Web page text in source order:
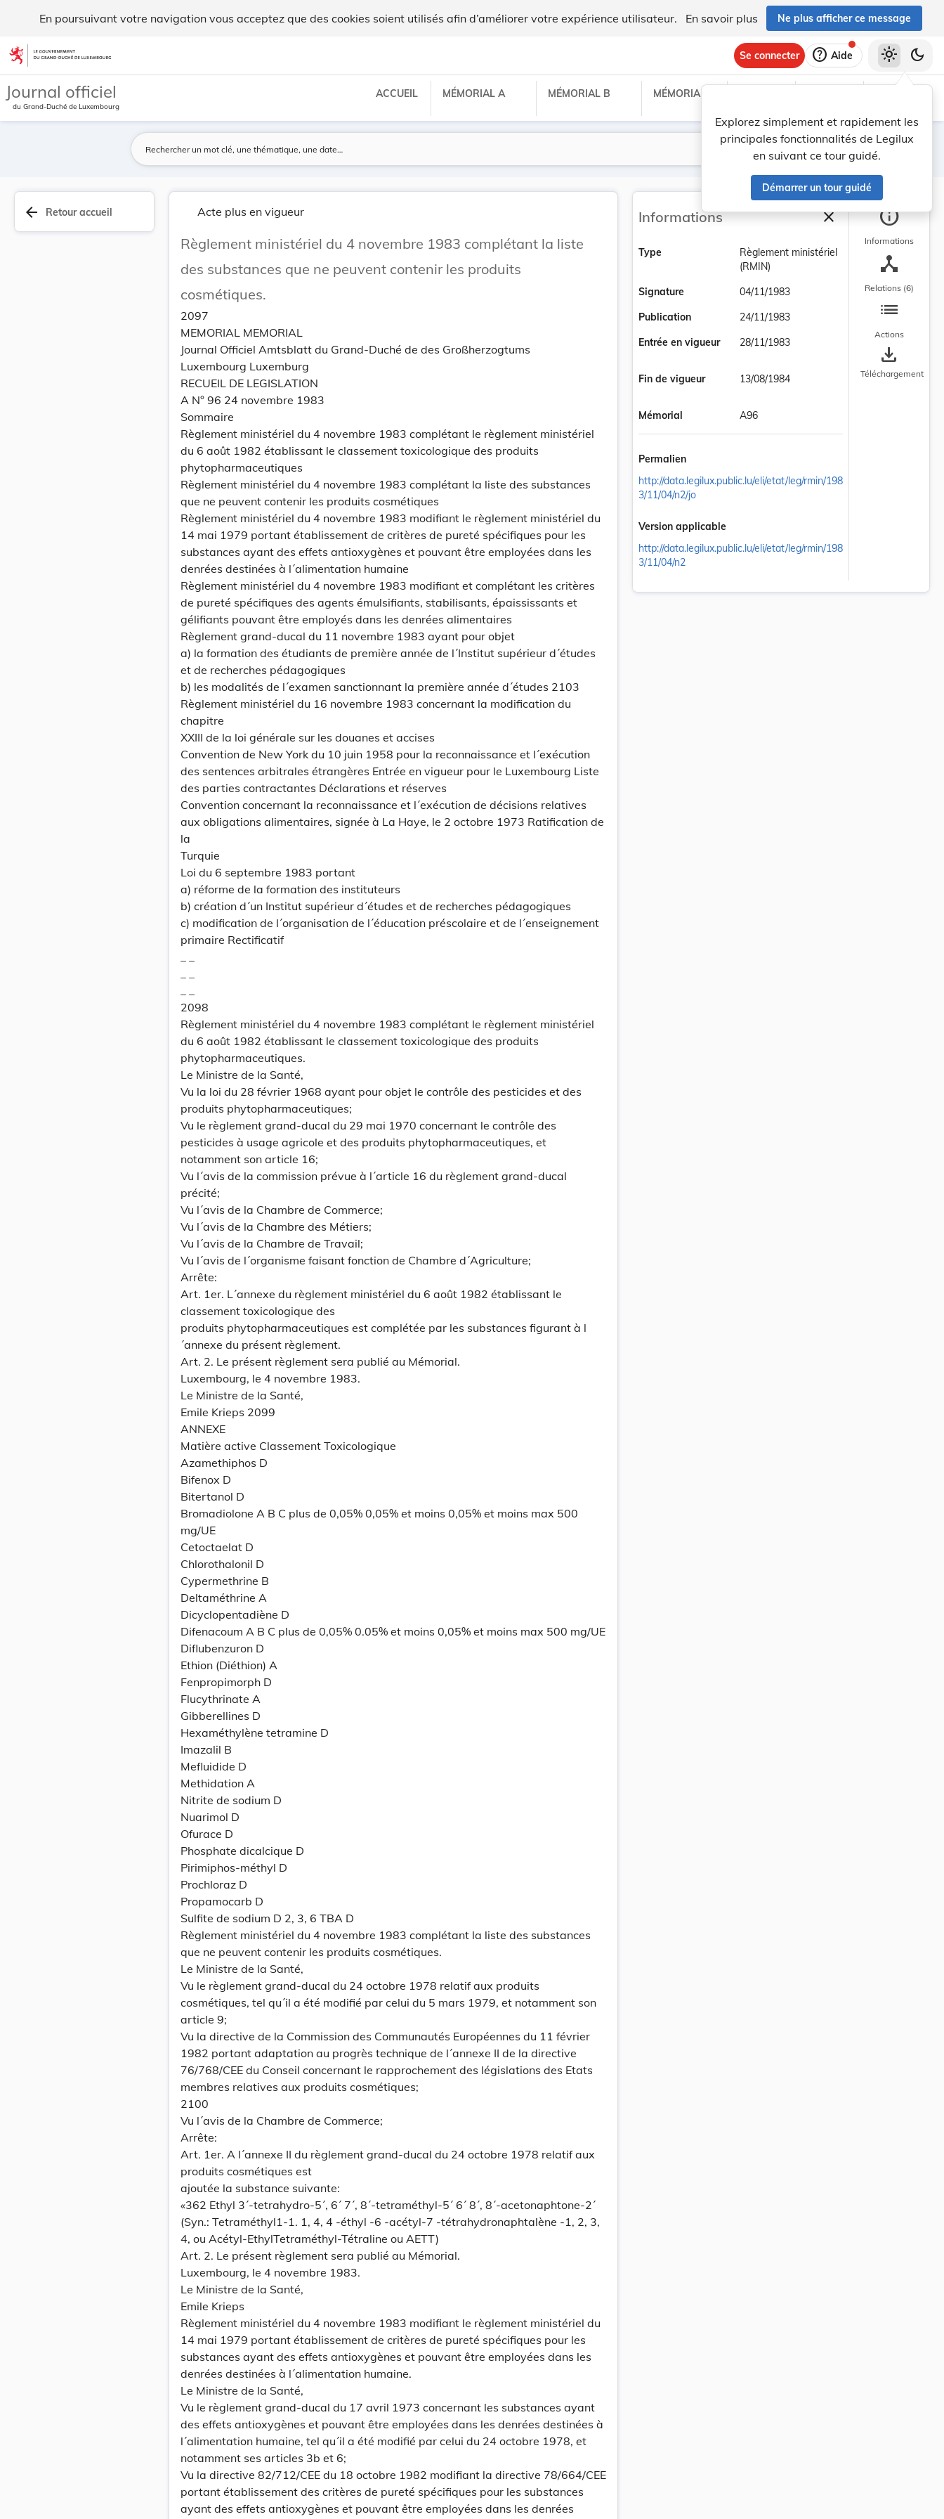
En poursuivant votre navigation vous acceptez que des cookies soient utilisés afin d’améliorer votre expérience utilisateur. En savoir plus Ne plus afficher ce message
Aller au contenu
Se connecter help Aide
Explorez simplement et rapidement les
principales fonctionnalités de Legilux
en suivant ce tour guidé.
Démarrer un tour guidé
light_mode dark_mode
Journal officiel
du Grand-Duché de Luxembourg
ACCUEIL MÉMORIAL A MÉMORIAL B MÉMORIAL C
Lancer la recherche
Filtres
arrow_back Retour accueil Acte plus en vigueur
Règlement ministériel du 4 novembre 1983 complétant la liste
des substances que ne peuvent contenir les produits
cosmétiques.
2097
MEMORIAL MEMORIAL
Journal Officiel Amtsblatt du Grand-Duché de des Großherzogtums
Luxembourg Luxemburg
RECUEIL DE LEGISLATION
A N° 96 24 novembre 1983
Sommaire
Règlement ministériel du 4 novembre 1983 complétant le règlement ministériel
du 6 août 1982 établissant le classement toxicologique des produits
phytopharmaceutiques
Règlement ministériel du 4 novembre 1983 complétant la liste des substances
que ne peuvent contenir les produits cosmétiques
Règlement ministériel du 4 novembre 1983 modifiant le règlement ministériel du
14 mai 1979 portant établissement de critères de pureté spécifiques pour les
substances ayant des effets antioxygènes et pouvant être employées dans les
denrées destinées à l´alimentation humaine
Règlement ministériel du 4 novembre 1983 modifiant et complétant les critères
de pureté spécifiques des agents émulsifiants, stabilisants, épaississants et
gélifiants pouvant être employés dans les denrées alimentaires
Règlement grand-ducal du 11 novembre 1983 ayant pour objet
a) la formation des étudiants de première année de l´Institut supérieur d´études
et de recherches pédagogiques
b) les modalités de l´examen sanctionnant la première année d´études 2103
Règlement ministériel du 16 novembre 1983 concernant la modification du
chapitre
XXIII de la loi générale sur les douanes et accises
Convention de New York du 10 juin 1958 pour la reconnaissance et l´exécution
des sentences arbitrales étrangères Entrée en vigueur pour le Luxembourg Liste
des parties contractantes Déclarations et réserves
Convention concernant la reconnaissance et l´exécution de décisions relatives
aux obligations alimentaires, signée à La Haye, le 2 octobre 1973 Ratification de
la
Turquie
Loi du 6 septembre 1983 portant
a) réforme de la formation des instituteurs
b) création d´un Institut supérieur d´études et de recherches pédagogiques
c) modification de l´organisation de l´éducation préscolaire et de l´enseignement
primaire Rectificatif
2098
Règlement ministériel du 4 novembre 1983 complétant le règlement ministériel
du 6 août 1982 établissant le classement toxicologique des produits
phytopharmaceutiques.
Le Ministre de la Santé,
Vu la loi du 28 février 1968 ayant pour objet le contrôle des pesticides et des
produits phytopharmaceutiques;
Vu le règlement grand-ducal du 29 mai 1970 concernant le contrôle des
pesticides à usage agricole et des produits phytopharmaceutiques, et
notamment son article 16;
Vu l´avis de la commission prévue à l´article 16 du règlement grand-ducal
précité;
Vu l´avis de la Chambre de Commerce;
Vu l´avis de la Chambre des Métiers;
Vu l´avis de la Chambre de Travail;
Vu l´avis de l´organisme faisant fonction de Chambre d´Agriculture;
Arrête:
Art. 1er. L´annexe du règlement ministériel du 6 août 1982 établissant le
classement toxicologique des
produits phytopharmaceutiques est complétée par les substances figurant à l
´annexe du présent règlement.
Art. 2. Le présent règlement sera publié au Mémorial.
Luxembourg, le 4 novembre 1983.
Le Ministre de la Santé,
Emile Krieps 2099
ANNEXE
Matière active Classement Toxicologique
Azamethiphos D
Bifenox D
Bitertanol D
Bromadiolone A B C plus de 0,05% 0,05% et moins 0,05% et moins max 500
mg/UE
Cetoctaelat D
Chlorothalonil D
Cypermethrine B
Deltaméthrine A
Dicyclopentadiène D
Difenacoum A B C plus de 0,05% 0.05% et moins 0,05% et moins max 500 mg/UE
Diflubenzuron D
Ethion (Diéthion) A
Fenpropimorph D
Flucythrinate A
Gibberellines D
Hexaméthylène tetramine D
Imazalil B
Mefluidide D
Methidation A
Nitrite de sodium D
Nuarimol D
Ofurace D
Phosphate dicalcique D
Pirimiphos-méthyl D
Prochloraz D
Propamocarb D
Sulfite de sodium D 2, 3, 6 TBA D
Règlement ministériel du 4 novembre 1983 complétant la liste des substances
que ne peuvent contenir les produits cosmétiques.
Le Ministre de la Santé,
Vu le règlement grand-ducal du 24 octobre 1978 relatif aux produits
cosmétiques, tel qu´il a été modifié par celui du 5 mars 1979, et notamment son
article 9;
Vu la directive de la Commission des Communautés Européennes du 11 février
1982 portant adaptation au progrès technique de l´annexe II de la directive
76/768/CEE du Conseil concernant le rapprochement des législations des Etats
membres relatives aux produits cosmétiques;
2100
Vu l´avis de la Chambre de Commerce;
Arrête:
Art. 1er. A l´annexe II du règlement grand-ducal du 24 octobre 1978 relatif aux
produits cosmétiques est
ajoutée la substance suivante:
«362 Ethyl 3´-tetrahydro-5´, 6´ 7´, 8´-tetraméthyl-5´ 6´ 8´, 8´-acetonaphtone-2´
(Syn.: Tetraméthyl1-1. 1, 4, 4 -éthyl -6 -acétyl-7 -tétrahydronaphtalène -1, 2, 3,
4, ou Acétyl-EthylTetraméthyl-Tétraline ou AETT)
Art. 2. Le présent règlement sera publié au Mémorial.
Luxembourg, le 4 novembre 1983.
Le Ministre de la Santé,
Emile Krieps
Règlement ministériel du 4 novembre 1983 modifiant le règlement ministériel du
14 mai 1979 portant établissement de critères de pureté spécifiques pour les
substances ayant des effets antioxygènes et pouvant être employées dans les
denrées destinées à l´alimentation humaine.
Le Ministre de la Santé,
Vu le règlement grand-ducal du 17 avril 1973 concernant les substances ayant
des effets antioxygènes et pouvant être employées dans les denrées destinées à
l´alimentation humaine, tel qu´il a été modifié par celui du 24 octobre 1978, et
notamment ses articles 3b et 6;
Vu la directive 82/712/CEE du 18 octobre 1982 modifiant la directive 78/664/CEE
portant établissement des critères de pureté spécifiques pour les substances
ayant des effets antioxygènes et pouvant être employées dans les denrées
Informations closeFermer la barre
Type
Règlement ministériel
(RMIN)
Signature
04/11/1983
Publication
24/11/1983
Entrée en vigueur
28/11/1983
Fin de vigueur 13/08/1984
Mémorial A96
Permalien
http://data.legilux.public.lu/eli/etat/leg/rmin/198
3/11/04/n2/jo
Version applicable
http://data.legilux.public.lu/eli/etat/leg/rmin/198
3/11/04/n2
info
Informations
device_hub
Relations (6)
list
Actions
save_alt
Téléchargement